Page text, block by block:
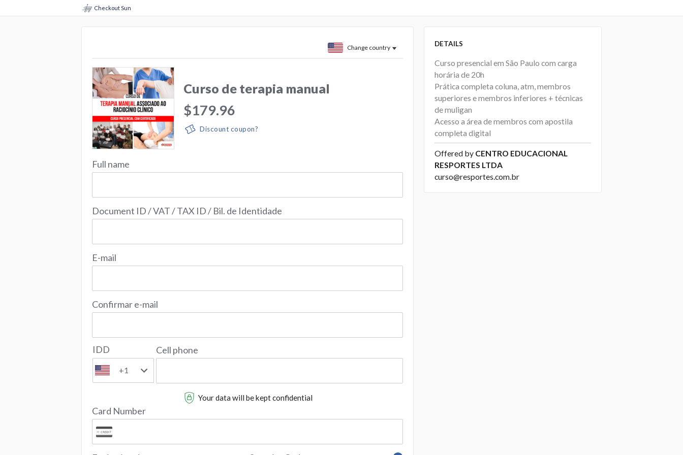
Checkout Sun
Change country
Curso de terapia manual
$179.96
Discount coupon?
Full name
Document ID / VAT / TAX ID / Bil. de Identidade
E-mail
Confirmar e-mail
IDD
+1
Cell phone
Your data will be kept confidential
Card Number
DETAILS
Curso presencial em São Paulo com carga
horária de 20h
Prática completa coluna, atm, membros
superiores e membros inferiores + técnicas
de muligan
Acesso a área de membros com apostila
completa digital
Offered by CENTRO EDUCACIONAL
RESPORTES LTDA
curso@resportes.com.br